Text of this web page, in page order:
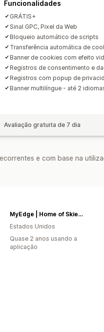
Funcionalidades
GRÁTIS+
Sinal GPC, Pixel da Web
Bloqueio automático de scripts
Transferência automática de
Banner de cookies com efeito
Registros de consentimento e
Registros com popup de
Banner multilíngue - até 2
Avaliação gratuita de 7 dia
e com base na
MyEdge | Home of Skier’s Edge and Hockey Edge
Estados Unidos
Quase 2 anos usando a
aplicação